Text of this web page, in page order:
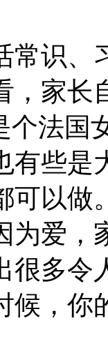
识、
家长
个法
有些是
可以做
为爱，
很多令
候，你